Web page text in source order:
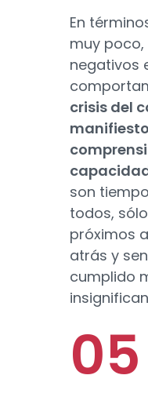
En
muy
negativos
crisis del
son
todos,
próximos
atrás y
cumplido